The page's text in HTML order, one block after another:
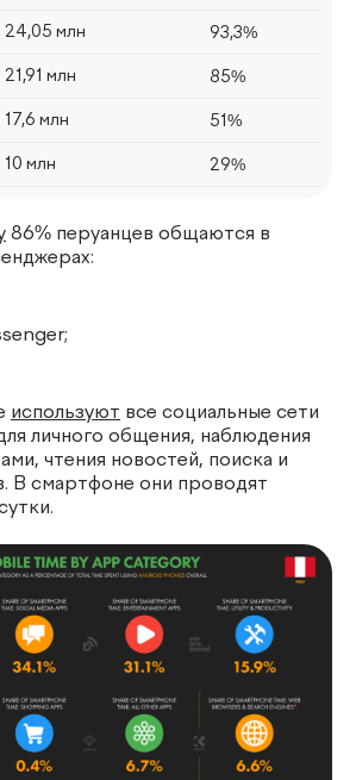
24,05 млн 93,3%
21,91 млн 85%
17,6 млн 51%
10 млн 29%
86% перуанцев общаются в
используют все социальные сети
личного общения, наблюдения
чтения новостей, поиска и
В смартфоне они проводят